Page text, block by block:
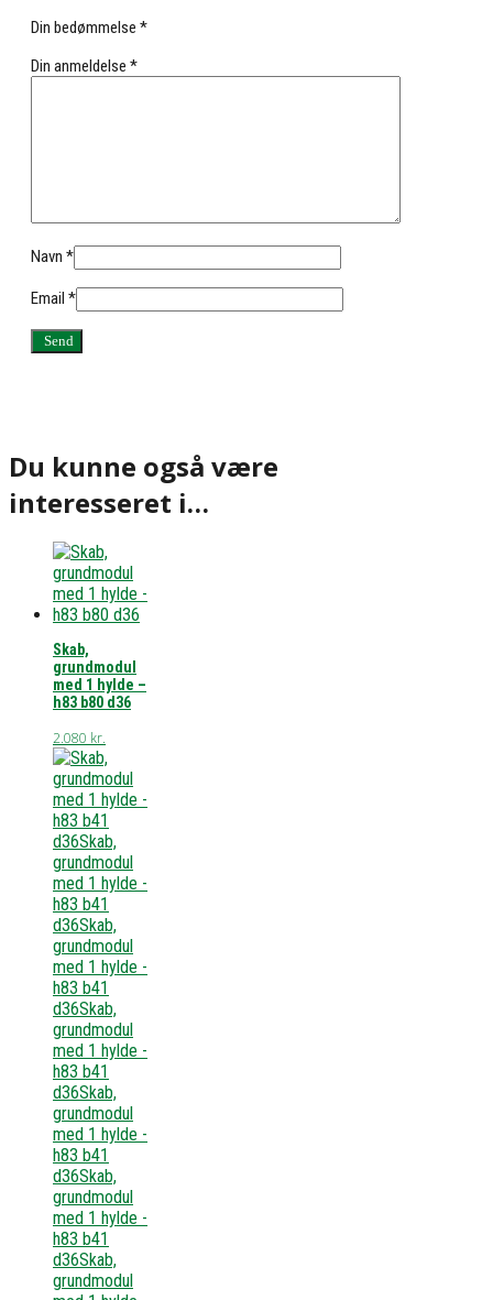
Din bedømmelse *
Din anmeldelse *
Navn *
Email *
Du kunne også være
interesseret i…
Skab,
grundmodul
med 1 hylde –
h83 b80 d36
2.080 kr.